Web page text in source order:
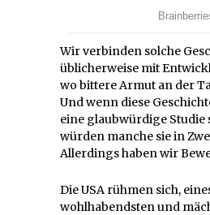
Wir verbinden solche
üblicherweise mit
wo bittere Armut an der
Und wenn diese
eine glaubwürdige Studie
würden manche sie in
Allerdings haben wir
Die USA rühmen sich,
wohlhabendsten und